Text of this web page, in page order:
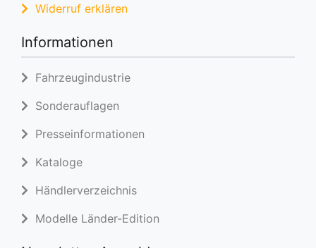
Widerruf erklären
Informationen
Fahrzeugindustrie
Sonderauflagen
Presseinformationen
Kataloge
Händlerverzeichnis
Modelle Länder-Edition